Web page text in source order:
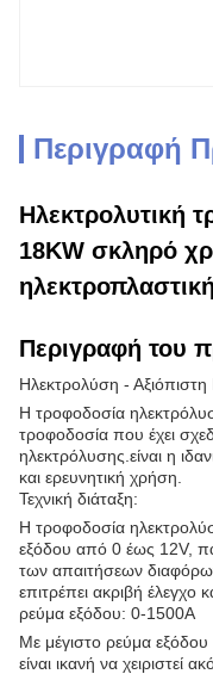
Περιγραφή
Ηλεκτρολυτική
18KW σκληρό
Περιγραφή του
Ηλεκτρολύση - Αξιόπιστη
Η τροφοδοσία
τροφοδοσία που έχει
ηλεκτρόλυσης.είναι η
και ερευνητική χρήση.
Τεχνική διάταξη:
Η τροφοδοσία
εξόδου από 0 έως 12V,
των απαιτήσεων
επιτρέπει ακριβή έλεγχο
ρεύμα εξόδου: 0-1500A
Με μέγιστο ρεύμα
είναι ικανή να χειριστεί